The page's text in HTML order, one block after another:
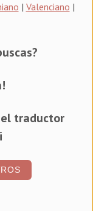
| Valenciano |
el traductor